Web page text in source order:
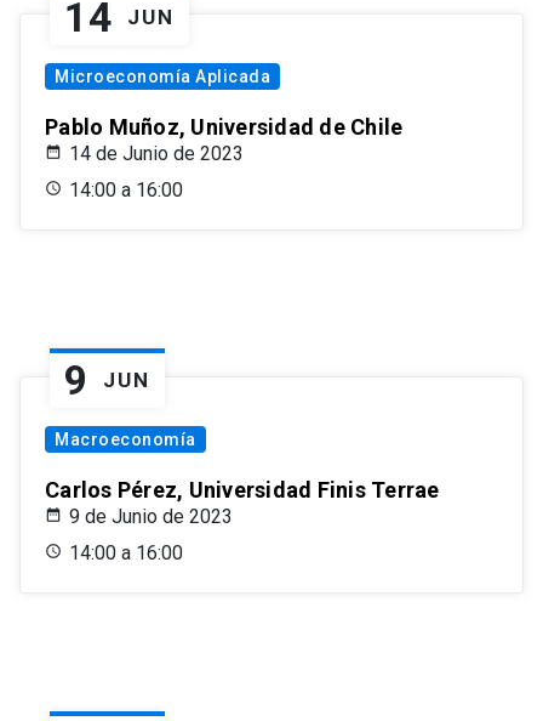
14 JUN
Microeconomía Aplicada
Pablo Muñoz, Universidad de Chile
14 de Junio de 2023
14:00 a 16:00
9 JUN
Macroeconomía
Carlos Pérez, Universidad Finis Terrae
9 de Junio de 2023
14:00 a 16:00